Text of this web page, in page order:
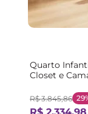
Quarto
Closet e
R$ 3.845,86